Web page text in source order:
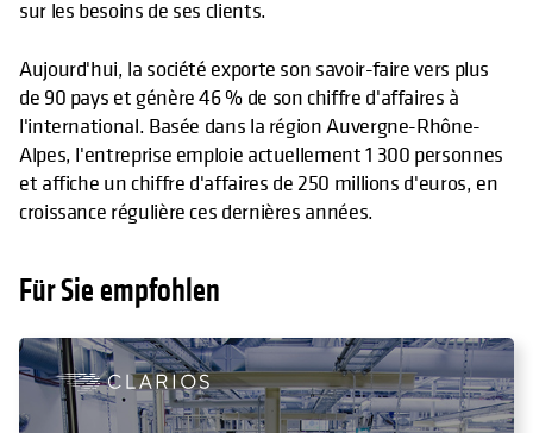
sur les besoins de ses clients.
Aujourd'hui, la société exporte son savoir-faire vers plus
de 90 pays et génère 46 % de son chiffre d'affaires à
l'international. Basée dans la région Auvergne-Rhône-
Alpes, l'entreprise emploie actuellement 1 300 personnes
et affiche un chiffre d'affaires de 250 millions d'euros, en
croissance régulière ces dernières années.
Für Sie empfohlen